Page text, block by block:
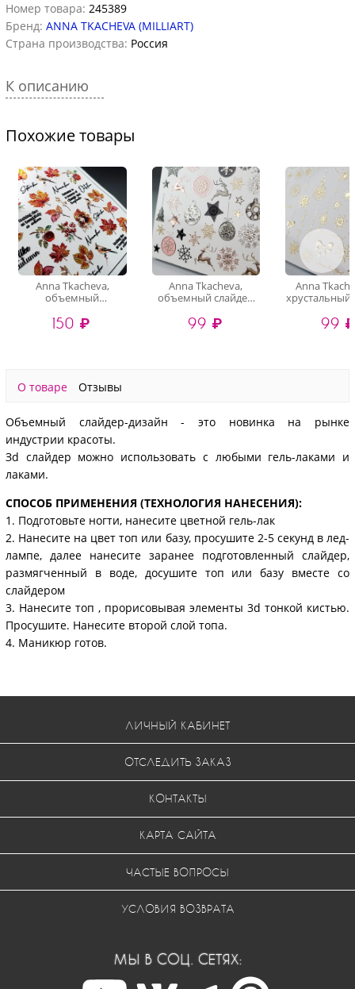
Номер товара: 245389
Бренд: ANNA TKACHEVA (MILLIART)
Страна производства: Россия
К описанию
Похожие товары
Anna Tkacheva,
объемный
слайдер-дизайн 4D-
016 (crystal)
150 ₽
Anna Tkacheva,
объемный слайдер
99 ₽
Anna
хрустальный
99 ₽
О товаре Отзывы
Объемный слайдер-дизайн - это новинка на рынке
индустрии красоты.
Зd слайдер можно использовать с любыми гель-лаками и
лаками.
СПОСОБ ПРИМЕНЕНИЯ (ТЕХНОЛОГИЯ НАНЕСЕНИЯ):
1. Подготовьте ногти, нанесите цветной гель-лак
2. Нанесите на цвет топ или базу, просушите 2-5 секунд в лед-
лампе, далее нанесите заранее подготовленный слайдер,
размягченный в воде, досушите топ или базу вместе со
слайдером
3. Нанесите топ , прорисовывая элементы 3d тонкой кистью.
Просушите. Нанесите второй слой топа.
4. Маникюр готов.
ЛИЧНЫЙ КАБИНЕТ
ОТСЛЕДИТЬ ЗАКАЗ
КОНТАКТЫ
КАРТА САЙТА
ЧАСТЫЕ ВОПРОСЫ
УСЛОВИЯ ВОЗВРАТА
МЫ В СОЦ. СЕТЯХ: